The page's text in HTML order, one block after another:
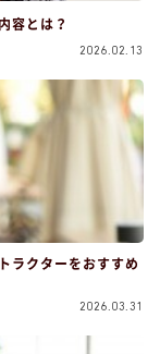
容とは？
2026.02.13
ラクターをおすすめ
2026.03.31